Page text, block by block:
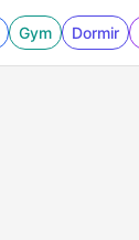
Gym Dormir